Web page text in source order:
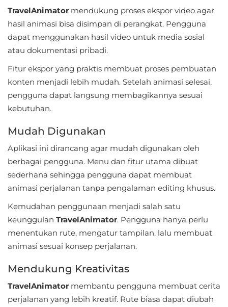
Maps
&
Navigation
Medical
Music
&
News
&
Magazines
Personalisasi
Personalization
Photography
TravelAnimator mendukung proses ekspor video agar
hasil animasi bisa disimpan di perangkat. Pengguna
dapat menggunakan hasil video untuk media sosial
atau dokumentasi pribadi.
Fitur ekspor yang praktis membuat proses pembuatan
konten menjadi lebih mudah. Setelah animasi selesai,
pengguna dapat langsung membagikannya sesuai
kebutuhan.
Mudah Digunakan
Aplikasi ini dirancang agar mudah digunakan oleh
berbagai pengguna. Menu dan fitur utama dibuat
sederhana sehingga pengguna dapat membuat
animasi perjalanan tanpa pengalaman editing khusus.
Kemudahan penggunaan menjadi salah satu
keunggulan TravelAnimator. Pengguna hanya perlu
menentukan rute, mengatur tampilan, lalu membuat
animasi sesuai konsep perjalanan.
Mendukung Kreativitas
TravelAnimator membantu pengguna membuat cerita
perjalanan yang lebih kreatif. Rute biasa dapat diubah